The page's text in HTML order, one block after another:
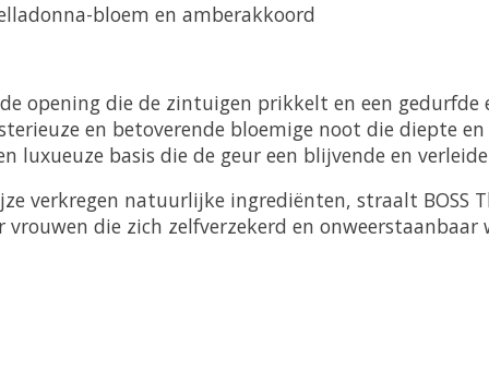
bloem en amberakkoord
opening die de zintuigen prikkelt en een
en betoverende bloemige noot die diepte
luxueuze basis die de geur een blijvende en
verkregen natuurlijke ingrediënten, straalt BOSS
die zich zelfverzekerd en